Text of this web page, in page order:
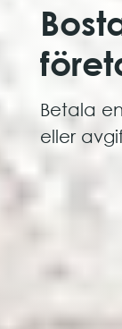
Betala
eller